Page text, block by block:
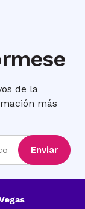
de la
más
Enviar